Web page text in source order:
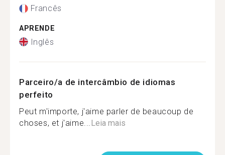
Francês
APRENDE
Inglês
Parceiro/a de intercâmbio de idiomas
perfeito
Peut m'importe, j'aime parler de beaucoup de
choses, et j'aime... Leia mais